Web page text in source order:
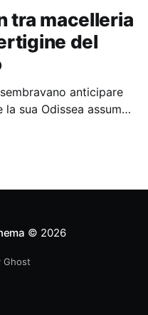
tra macelleria
del
anticipare
sua Odissea assume
© 2026
Ghost